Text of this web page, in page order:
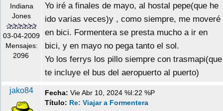
Indiana
Jones
03-04-2009
Mensajes:
2096
Yo iré a finales de mayo, al hostal pepe(que he
ido varias veces)y , como siempre, me moveré
en bici. Formentera se presta mucho a ir en
bici, y en mayo no pega tanto el sol.
Yo los ferrys los pillo siempre con trasmapi(que
te incluye el bus del aeropuerto al puerto)
jako84 Fecha: Vie Abr 10, 2024 %I:22 %P
Título: Re: Viajar a Formentera